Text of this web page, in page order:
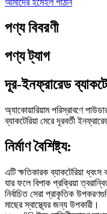
আমাদের ইমেইল পাঠান
পণ্য বিবরণী
পণ্য ট্যাগ
দূর-ইনফ্রারেড
অ্যাকোয়ারিয়াম পরিস্রাবণে
ব্যাকটেরিয়া মেরে দূরবর্তী
নির্মাণ বৈশিষ্ট্য:
এটি ক্ষতিকারক ব্যাকটেরিয়া
যার ফলে বিপাক প্রক্রিয়া
নির্বাচিত সেরা প্রাকৃতিক
মাছের স্বাস্থ্যের জন্য উপকারী।